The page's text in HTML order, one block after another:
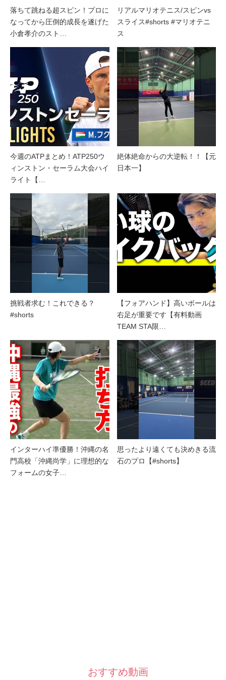
落ちて跳ねる超スピン！プロに
なってから圧倒的成長を遂げた
小倉孝介のスト…
リアルマリオテニス/スピンvs
スライス#shorts #マリオテニ
ス
今週のATPまとめ！ATP250ウ
ィンストン・セーラム大会ハイ
ライト【…
絶体絶命からの大逆転！！【元
日本一】
挑戦者求む！これできる？
#shorts
【フォアハンド】高いボールは
右足が重要です【有料動画
TEAM STA限…
インターハイ準優勝！沖縄の名
門高校「沖縄尚学」に理想的な
フォームの女子…
思ったより遠くても決めきる流
石のプロ【#shorts】
おすすめ動画